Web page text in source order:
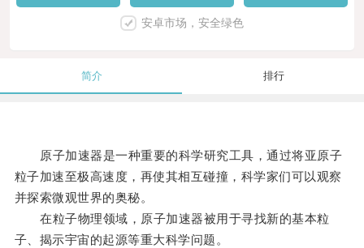
安卓市场，安全绿色
简介 排行
原子加速器是一种重要的科学研究工具，通过将亚原子
粒子加速至极高速度，再使其相互碰撞，科学家们可以观察
并探索微观世界的奥秘。
在粒子物理领域，原子加速器被用于寻找新的基本粒
子、揭示宇宙的起源等重大科学问题。